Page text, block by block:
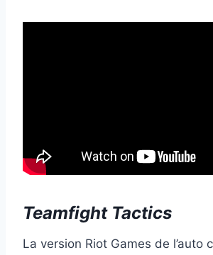
Teamfight Tactics
La version Riot Games de l’auto